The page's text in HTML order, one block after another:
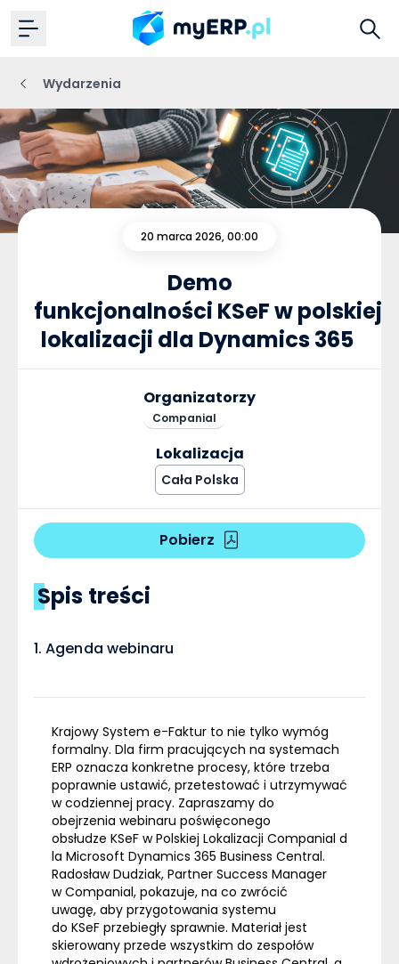
Wydarzenia
20 marca 2026, 00:00
Demo
funkcjonalności KSeF w polskiej
lokalizacji dla Dynamics 365
Organizatorzy
Companial
Lokalizacja
Cała Polska
Pobierz
Spis treści
Agenda webinaru
Krajowy System e-Faktur to nie tylko wymóg
formalny. Dla firm pracujących na systemach
ERP oznacza konkretne procesy, które trzeba
poprawnie ustawić, przetestować i utrzymywać
w codziennej pracy. Zapraszamy do
obejrzenia webinaru poświęconego
obsłudze KSeF w Polskiej Lokalizacji Companial d
la Microsoft Dynamics 365 Business Central.
Radosław Dudziak, Partner Success Manager
w Companial, pokazuje, na co zwrócić
uwagę, aby przygotowania systemu
do KSeF przebiegły sprawnie. Materiał jest
skierowany przede wszystkim do zespołów